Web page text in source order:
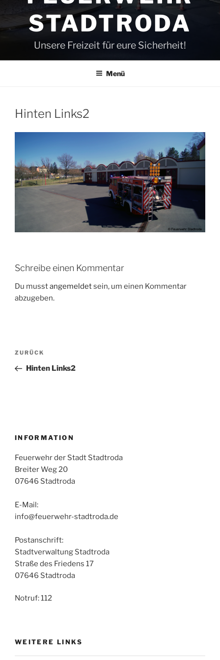
STADTRODA
Unsere Freizeit für eure Sicherheit!
Menü
Hinten Links2
Schreibe einen Kommentar
Du musstangemeldetsein, um einen Kommentar
abzugeben.
Beitragsnavigation
Vorheriger
Beitrag
ZURÜCK
Hinten Links2
INFORMATION
Feuerwehr der Stadt Stadtroda
Breiter Weg 20
07646 Stadtroda
E-Mail:
info@feuerwehr-stadtroda.de
Postanschrift:
Stadtverwaltung Stadtroda
Straße des Friedens 17
07646 Stadtroda
Notruf: 112
WEITERE LINKS